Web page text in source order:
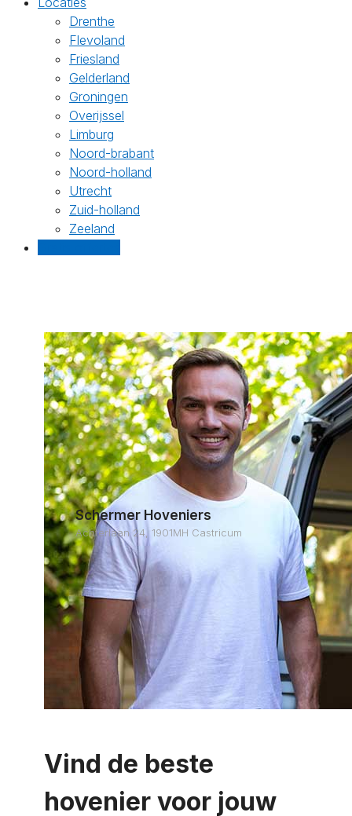
Drenthe
Flevoland
Friesland
Gelderland
Groningen
Overijssel
Limburg
Noord-brabant
Noord-holland
Utrecht
Zuid-holland
Zeeland
Schermer Hoveniers
Achterlaan 24, 1901MH Castricum
Vind de beste
hovenier voor jouw